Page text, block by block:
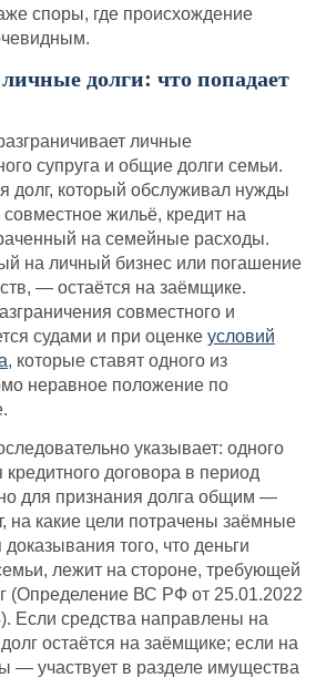
споры, где происхождение
долги: что попадает
личные
супруга и общие долги семьи.
долг, который обслуживал нужды
жильё, кредит на
на семейные расходы.
на личный бизнес или погашение
— остаётся на заёмщике.
совместного и
судами и при оценке условий
, которые ставят одного из
неравное положение по
указывает: одного
договора в период
для признания долга общим —
на какие цели потрачены заёмные
того, что деньги
лежит на стороне, требующей
(Определение ВС РФ от 25.01.2022
Если средства направлены на
остаётся на заёмщике; если на
— участвует в разделе имущества